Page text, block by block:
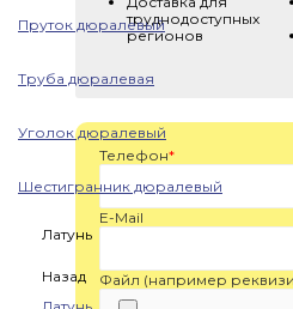
Пруток дюралевый
Труба дюралевая
Уголок дюралевый
Шестигранник дюралевый
Латунь
Назад
труднодоступных
регионов
Телефон*
E-Mail
Файл (например